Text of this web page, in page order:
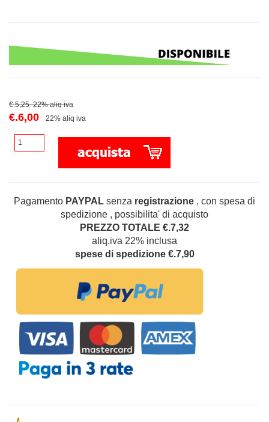
€.5,25 22% aliq iva
€.6,00 22% aliq iva
Pagamento PAYPAL senza registrazione , con spesa di
spedizione , possibilita' di acquisto
PREZZO TOTALE €.7,32
aliq.iva 22% inclusa
spese di spedizione €.7,90